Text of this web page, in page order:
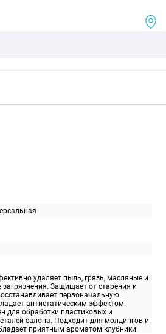
удаляет пыль, грязь, масляные и
загрязнения. Защищает от старения и
первоначальную
антистатическим эффектом.
для обработки пластиковых и
салона. Подходит для молдингов и
приятным ароматом клубники.